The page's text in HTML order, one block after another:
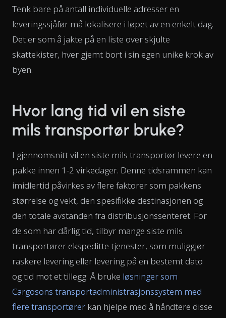
Tenk bare på antall individuelle adresser en
leveringssjåfør må lokalisere i løpet av en enkelt dag.
Det er som å jakte på en liste over skjulte
skattekister, hver gjemt bort i sin egen unike krok av
byen.
Hvor lang tid vil en siste
mils transportør bruke?
I gjennomsnitt vil en siste mils transportør levere en
pakke innen 1-2 virkedager. Denne tidsrammen kan
imidlertid påvirkes av flere faktorer som pakkens
størrelse og vekt, den spesifikke destinasjonen og
den totale avstanden fra distribusjonssenteret. For
de som har dårlig tid, tilbyr mange siste mils
transportører ekspeditte tjenester, som muliggjør
raskere levering eller levering på en bestemt dato
og tid mot et tillegg. Å bruke løsninger som
Cargosons transportadministrasjonssystem med
flere transportører kan hjelpe med å håndtere disse